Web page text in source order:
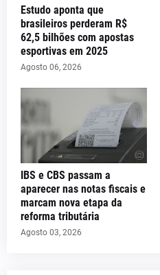
Estudo aponta que
brasileiros perderam R$
62,5 bilhões com apostas
esportivas em 2025
Agosto 06, 2026
IBS e CBS passam a
aparecer nas notas fiscais e
marcam nova etapa da
reforma tributária
Agosto 03, 2026